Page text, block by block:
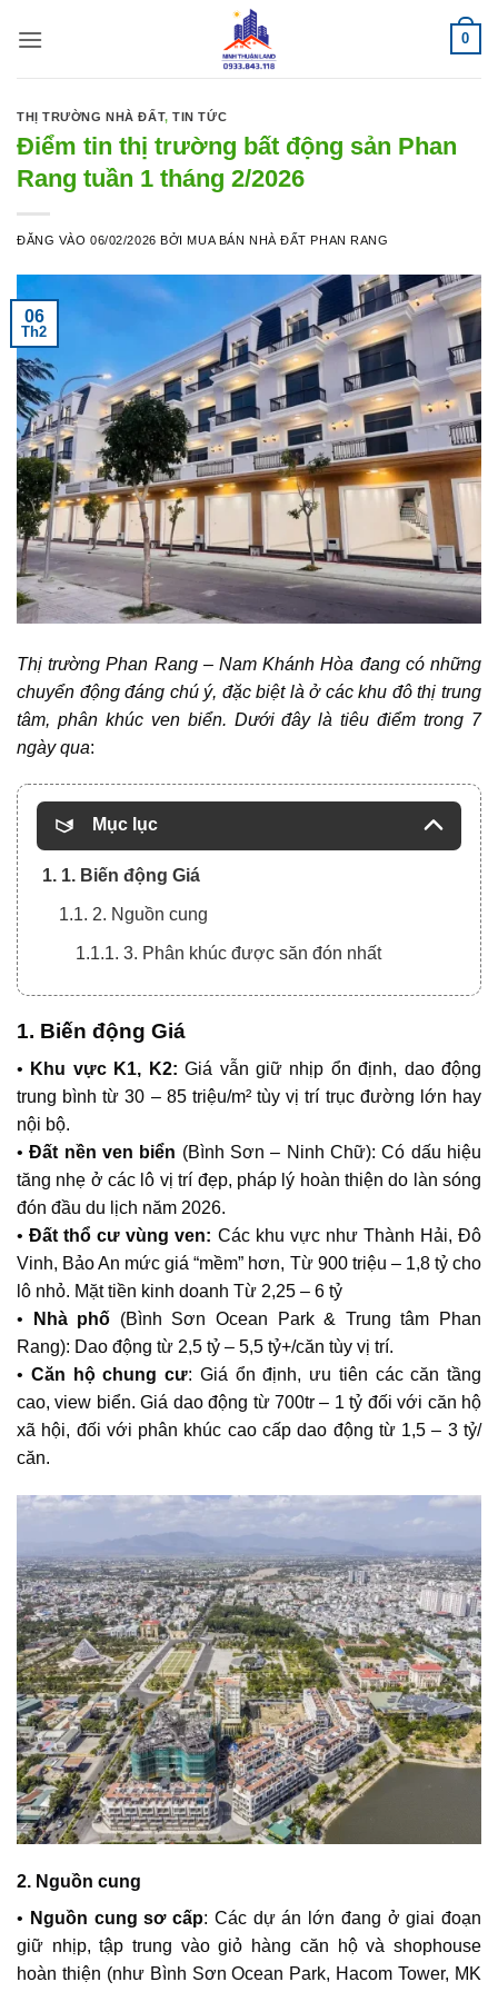
qua
0
THỊ TRƯỜNG NHÀ ĐẤT,TIN TỨC
Điểm tin thị trường bất động sản Phan
Rang tuần 1 tháng 2/2026
ĐĂNG VÀO06/02/2026 BỞI MUA BÁN NHÀ ĐẤT PHAN RANG
06
Th2
Thị trường Phan Rang – Nam Khánh Hòa đang có những
chuyển động đáng chú ý, đặc biệt là ở các khu đô thị trung
tâm, phân khúc ven biển. Dưới đây là tiêu điểm trong 7
ngày qua:
Mục lục
1. 1. Biến động Giá
1.1. 2. Nguồn cung
1.1.1. 3. Phân khúc được săn đón nhất
1. Biến động Giá
• Khu vực K1, K2: Giá vẫn giữ nhịp ổn định, dao động
trung bình từ 30 – 85 triệu/m² tùy vị trí trục đường lớn hay
nội bộ.
• Đất nền ven biển (Bình Sơn – Ninh Chữ): Có dấu hiệu
tăng nhẹ ở các lô vị trí đẹp, pháp lý hoàn thiện do làn sóng
đón đầu du lịch năm 2026.
•Đất thổ cư vùng ven: Các khu vực như Thành Hải, Đô
Vinh, Bảo An mức giá “mềm” hơn, Từ 900 triệu – 1,8 tỷ cho
lô nhỏ. Mặt tiền kinh doanh Từ 2,25 – 6 tỷ
•
Nhà phố (Bình Sơn Ocean Park & Trung tâm Phan
Rang): Dao động từ 2,5 tỷ – 5,5 tỷ+/căn tùy vị trí.
• Căn hộ chung cư: Giá ổn định, ưu tiên các căn tầng
cao, view biển. Giá dao động từ 700tr – 1 tỷ đối với căn hộ
xã hội, đối với phân khúc cao cấp dao động từ 1,5 – 3 tỷ/
căn.
2. Nguồn cung
• Nguồn cung sơ cấp: Các dự án lớn đang ở giai đoạn
giữ nhịp, tập trung vào giỏ hàng căn hộ và shophouse
hoàn thiện (nhưBình Sơn Ocean Park, Hacom Tower, MK